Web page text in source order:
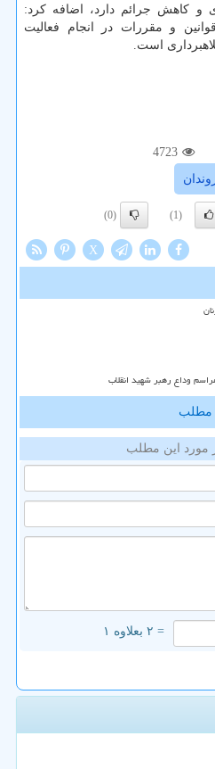
كاهش جرائم دارد، اضافه كرد:
و مقررات در انجام فعالیت
است.
4723
(1)
(0)
X
وداع رهبر شهید انقلاب
مطلب
مورد این مطلب
= ۲ بعلاوه ۱